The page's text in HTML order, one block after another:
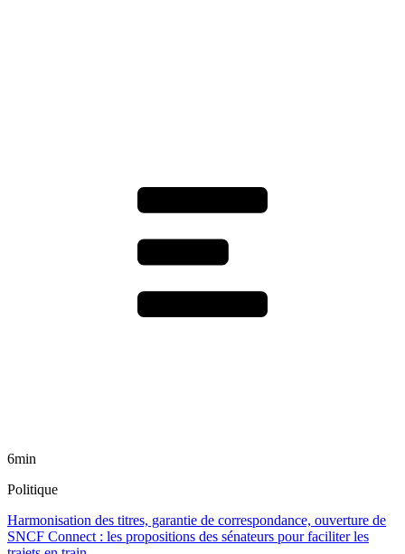
6min
Politique
Harmonisation des titres, garantie de correspondance, ouverture de
SNCF Connect : les propositions des sénateurs pour faciliter les